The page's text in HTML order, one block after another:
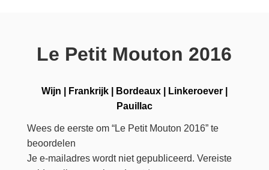
Le Petit Mouton 2016
Wijn Frankrijk| Bordeaux| Linkeroever|
Pauillac
Wees de eerste om “Le Petit Mouton 2016” te
beoordelen
Je e-mailadres wordt niet gepubliceerd. Vereiste